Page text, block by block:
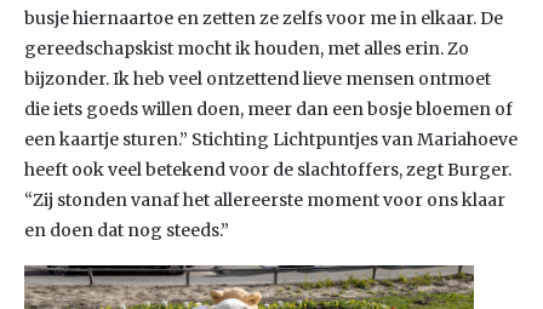
busje hiernaartoe en zetten ze zelfs voor me in elkaar. De
gereedschapskist mocht ik houden, met alles erin. Zo
bijzonder. Ik heb veel ontzettend lieve mensen ontmoet
die iets goeds willen doen, meer dan een bosje bloemen of
een kaartje sturen.” Stichting Lichtpuntjes van Mariahoeve
heeft ook veel betekend voor de slachtoffers, zegt Burger.
“Zij stonden vanaf het allereerste moment voor ons klaar
en doen dat nog steeds.”